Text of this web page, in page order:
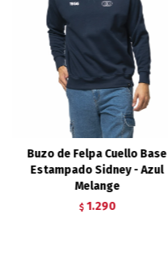
Buzo de Felpa Cuello Base
Estampado Sidney - Azul
Melange
$ 1.290